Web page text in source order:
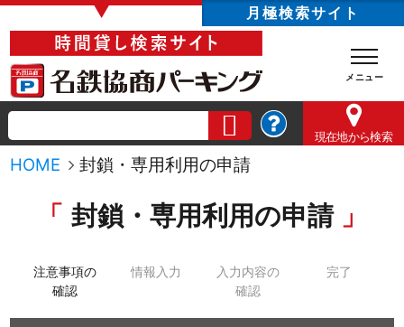
▼ 月極検索サイト
現在地から検索
HOME 封鎖・専用利用の申請
封鎖・専用利用の申請
注意事項の
確認
情報入力
入力内容の
確認
完了